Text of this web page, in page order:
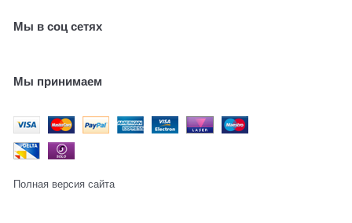
Мы в соц сетях
Мы принимаем
Полная версия сайта